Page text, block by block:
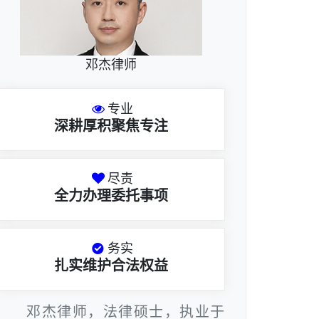
邓杰律师
专业
深耕厚积聚焦专注
尽责
全力办理委托事项
务实
扎实维护合法权益
邓杰律师，法律硕士，执业于